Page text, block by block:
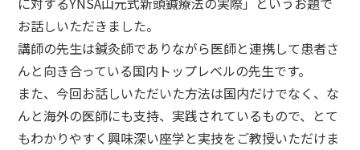
お話しいただきました。
講師の先生は鍼灸師でありながら医師と連携して患者さ
んと向き合っている国内トップレベルの先生です。
また、今回お話しいただいた方法は国内だけでなく、な
んと海外の医師にも支持、実践されているもので、とて
もわかりやすく興味深い座学と実技をご教授いただけま